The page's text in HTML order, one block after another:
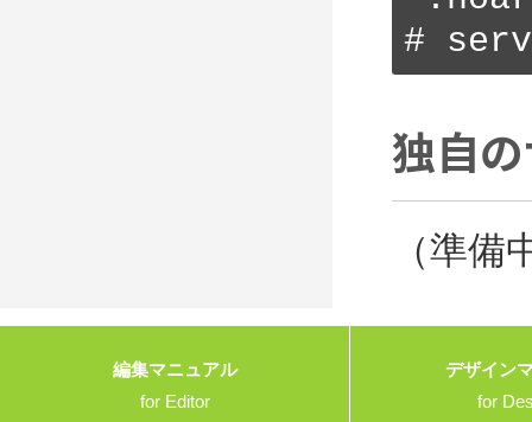
#
独自
（準備
編集マニュアル
for Editor
デザイン
for